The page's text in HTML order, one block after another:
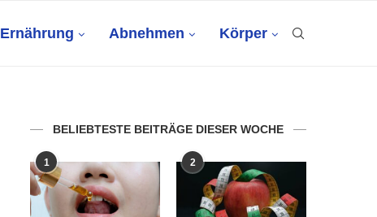
Ernährung Abnehmen Körper
BELIEBTESTE BEITRÄGE DIESER WOCHE
1 2